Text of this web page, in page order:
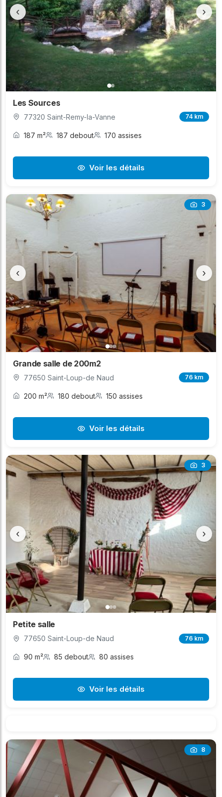
‹ ›
Les Sources
77320 Saint-Remy-la-Vanne 74 km
187 m² 187 debout 170 assises
Voir les détails
3
‹ ›
Grande salle de 200m2
77650 Saint-Loup-de Naud 76 km
200 m² 180 debout 150 assises
Voir les détails
3
‹ ›
Petite salle
77650 Saint-Loup-de Naud 76 km
90 m² 85 debout 80 assises
Voir les détails
8